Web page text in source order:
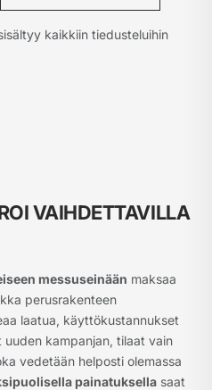
kaikkiin tiedusteluihin
VAIHDETTAVILLA
messuseinään maksaa
perusrakenteen
laatua, käyttökustannukset
uuden kampanjan, tilaat vain
vedetään helposti olemassa
painatuksella saat